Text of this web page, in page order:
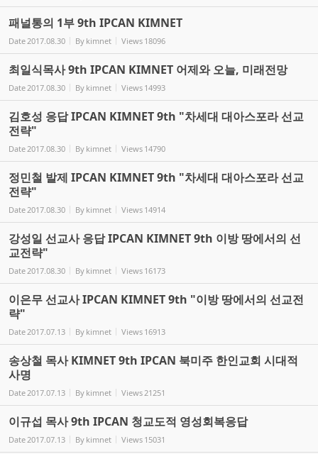
패널통의 1부 9th IPCAN KIMNET
Date2017.08.30 By kimnet Views 18096
최일식목사 9th IPCAN KIMNET 어제와 오늘, 미래전망
Date2017.08.30 By kimnet Views 14993
김호성 응답 IPCAN KIMNET 9th "차세대 대아스포라 선교
전략"
Date2017.08.30 By kimnet Views 14790
정민철 발제 IPCAN KIMNET 9th "차세대 대아스포라 선교
전략"
Date2017.08.30 By kimnet Views 14914
강성일 선교사 응답 IPCAN KIMNET 9th 이방 땅에서의 선
교전략"
Date2017.08.30 By kimnet Views 16173
이은무 선교사 IPCAN KIMNET 9th "이방 땅에서의 선교전
략"
Date2017.07.13 By kimnet Views 16913
송상철 목사 KIMNET 9th IPCAN 북미주 한인교회 시대적
사명
Date2017.07.13 By kimnet Views21251
이규섭 목사 9th IPCAN 청교도적 영성회복응답
Date2017.07.13 By kimnet Views 15031